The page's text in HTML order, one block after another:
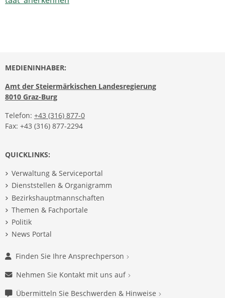
MEDIENINHABER:
Amt der Steiermärkischen Landesregierung
8010 Graz-Burg
Telefon: +43 (316) 877-0
Fax: +43 (316) 877-2294
QUICKLINKS:
Verwaltung & Serviceportal
Dienststellen & Organigramm
Bezirkshauptmannschaften
Themen & Fachportale
Politik
News Portal
Finden Sie Ihre Ansprechperson
Nehmen Sie Kontakt mit uns auf
Übermitteln Sie Beschwerden & Hinweise